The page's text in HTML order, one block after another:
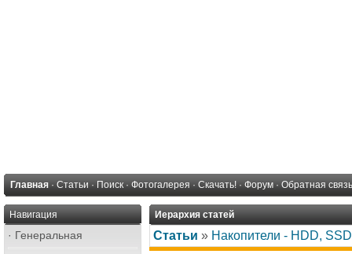
Главная · Статьи · Поиск · Фотогалерея · Скачать! · Форум · Обратная связь
Навигация
· Генеральная
Иерархия статей
Статьи » Накопители - HDD,